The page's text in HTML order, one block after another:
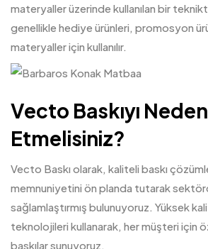
materyaller üzerinde kullanılan bir
genellikle hediye ürünleri, promosyon
materyaller için kullanılır.
Vecto Baskıyı
Etmelisiniz?
Vecto Baskı olarak, kaliteli baskı
memnuniyetini ön planda tutarak
sağlamlaştırmış bulunuyoruz. Yüksek
teknolojileri kullanarak, her müşteri için
baskılar sunuyoruz.